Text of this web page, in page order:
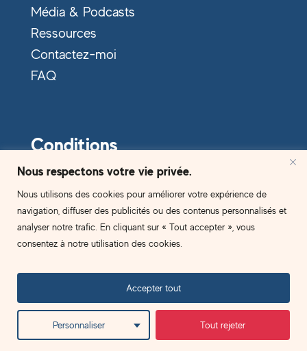
Nous respectons votre vie privée.
Nous utilisons des cookies pour améliorer votre expérience de
navigation, diffuser des publicités ou des contenus personnalisés et
analyser notre trafic. En cliquant sur « Tout accepter », vous
consentez à notre utilisation des cookies.
Personnaliser Tout rejeter
Accepter tout
Média & Podcasts
Ressources
Contactez-moi
FAQ
Conditions
Politique de confidentialité
C.G.V
Règlement intérieur
2024. Copyright B.right Brains
facebooklinkedin youtubeinstagram